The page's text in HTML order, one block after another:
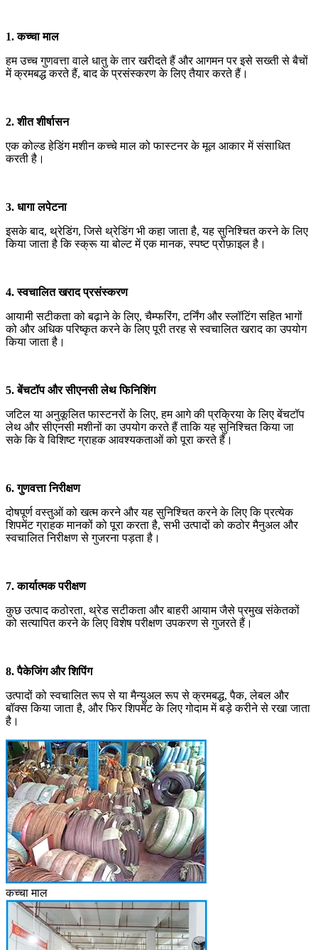
1. कच्चा माल
हम उच्च गुणवत्ता वाले धातु के तार खरीदते हैं और आगमन पर इसे सख्ती से बैचों
में क्रमबद्ध करते हैं, बाद के प्रसंस्करण के लिए तैयार करते हैं।
2. शीत शीर्षासन
एक कोल्ड हेडिंग मशीन कच्चे माल को फास्टनर के मूल आकार में संसाधित
करती है।
3. धागा लपेटना
इसके बाद, थ्रेडिंग, जिसे थ्रेडिंग भी कहा जाता है, यह सुनिश्चित करने के लिए
किया जाता है कि स्क्रू या बोल्ट में एक मानक, स्पष्ट प्रोफ़ाइल है।
4. स्वचालित खराद प्रसंस्करण
आयामी सटीकता को बढ़ाने के लिए, चैम्फरिंग, टर्निंग और स्लॉटिंग सहित भागों
को और अधिक परिष्कृत करने के लिए पूरी तरह से स्वचालित खराद का उपयोग
किया जाता है।
5. बेंचटॉप और सीएनसी लेथ फिनिशिंग
जटिल या अनुकूलित फास्टनरों के लिए, हम आगे की प्रक्रिया के लिए बेंचटॉप
लेथ और सीएनसी मशीनों का उपयोग करते हैं ताकि यह सुनिश्चित किया जा
सके कि वे विशिष्ट ग्राहक आवश्यकताओं को पूरा करते हैं।
6. गुणवत्ता निरीक्षण
दोषपूर्ण वस्तुओं को खत्म करने और यह सुनिश्चित करने के लिए कि प्रत्येक
शिपमेंट ग्राहक मानकों को पूरा करता है, सभी उत्पादों को कठोर मैनुअल और
स्वचालित निरीक्षण से गुजरना पड़ता है।
7. कार्यात्मक परीक्षण
कुछ उत्पाद कठोरता, थ्रेड सटीकता और बाहरी आयाम जैसे प्रमुख संकेतकों
को सत्यापित करने के लिए विशेष परीक्षण उपकरण से गुजरते हैं।
8. पैकेजिंग और शिपिंग
उत्पादों को स्वचालित रूप से या मैन्युअल रूप से क्रमबद्ध, पैक, लेबल और
बॉक्स किया जाता है, और फिर शिपमेंट के लिए गोदाम में बड़े करीने से रखा जाता
है।
कच्चा माल